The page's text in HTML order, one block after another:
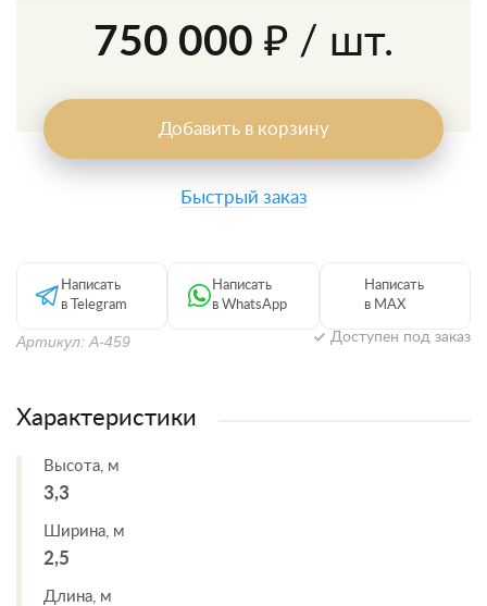
Артикул: А-459 Доступен под заказ
750 000 ₽ / шт.
Добавить в корзину
Быстрый заказ
Написать
в Telegram
Написать
в WhatsApp
Написать
в MAX
Характеристики
Высота, м
3,3
Ширина, м
2,5
Длина, м